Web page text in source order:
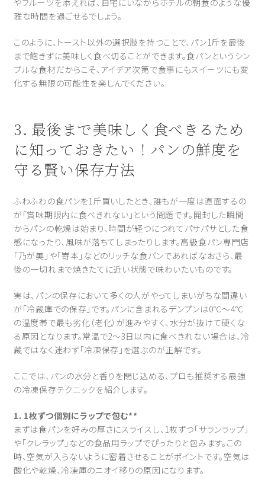
やフルーツを添えれば、自宅にいながらホテルの朝食のような優
雅な時間を過ごせるでしょう。
このように、トースト以外の選択肢を持つことで、パン1斤を最後
まで飽きずに美味しく食べ切ることができます。食パンというシン
プルな食材だからこそ、アイデア次第で食事にもスイーツにも変
化する無限の可能性を楽しんでください。
3. 最後まで美味しく食べきるため
に知っておきたい！パンの鮮度を
守る賢い保存方法
ふわふわの食パンを1斤買いしたとき、誰もが一度は直面するの
が「賞味期限内に食べきれない」という問題です。開封した瞬間
からパンの乾燥は始まり、時間が経つにつれてパサパサとした食
感になったり、風味が落ちてしまったりします。高級食パン専門店
「乃が美」や「嵜本」などのリッチな食パンであればなおさら、最
後の一切れまで焼きたてに近い状態で味わいたいものです。
実は、パンの保存において多くの人がやってしまいがちな間違い
が「冷蔵庫での保存」です。パンに含まれるデンプンは0℃～4℃
の温度帯で最も劣化（老化）が進みやすく、水分が抜けて硬くな
る原因となります。常温で2～3日以内に食べきれない場合は、冷
蔵ではなく迷わず「冷凍保存」を選ぶのが正解です。
ここでは、パンの水分と香りを閉じ込める、プロも推奨する最強
の冷凍保存テクニックを紹介します。
1. 1枚ずつ個別にラップで包む**
まずは食パンを好みの厚さにスライスし、1枚ずつ「サランラップ」
や「クレラップ」などの食品用ラップでぴったりと包みます。この
時、空気が入らないように密着させることがポイントです。空気は
酸化や乾燥、冷凍庫のニオイ移りの原因になります。